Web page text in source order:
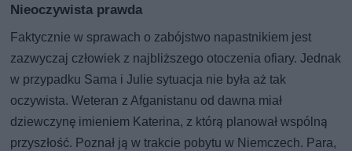
Nieoczywista prawda
Faktycznie w sprawach o zabójstwo napastnikiem jest
zazwyczaj człowiek z najbliższego otoczenia ofiary. Jednak
w przypadku Sama i Julie sytuacja nie była aż tak
oczywista. Weteran z Afganistanu od dawna miał
dziewczynę imieniem Katerina, z którą planował wspólną
przyszłość. Poznał ją w trakcie pobytu w Niemczech. Para,